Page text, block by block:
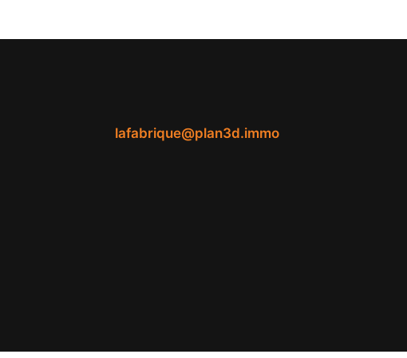
lafabrique@plan3d.immo